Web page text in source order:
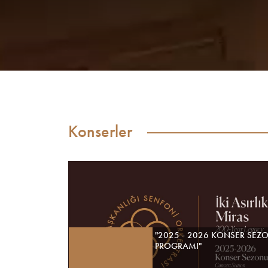
Konserler
"2025 - 2026 KONSER
PROGRAMI"